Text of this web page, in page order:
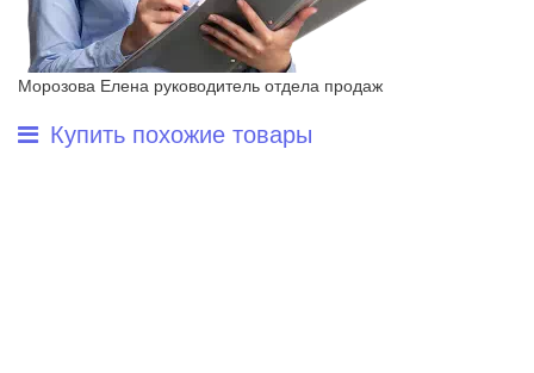
Морозова Елена руководитель отдела продаж
Купить похожие товары